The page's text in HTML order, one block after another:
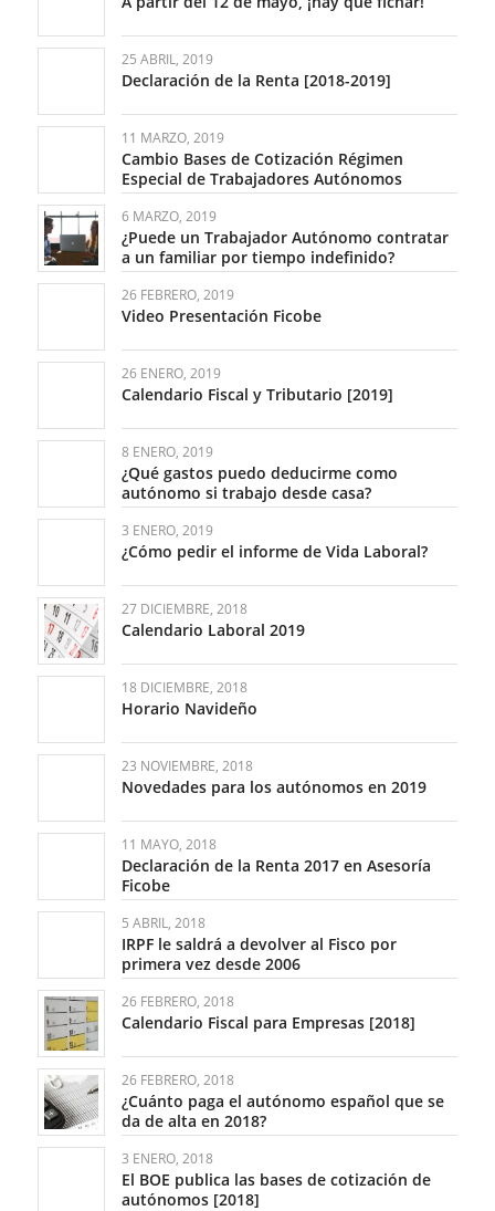
25 ABRIL, 2019
Declaración de la Renta [2018-2019]
11 MARZO, 2019
Cambio Bases de Cotización Régimen
Especial de Trabajadores Autónomos
6 MARZO, 2019
¿Puede un Trabajador Autónomo contratar
a un familiar por tiempo indefinido?
26 FEBRERO, 2019
Video Presentación Ficobe
26 ENERO, 2019
Calendario Fiscal y Tributario [2019]
8 ENERO, 2019
¿Qué gastos puedo deducirme como
autónomo si trabajo desde casa?
3 ENERO, 2019
¿Cómo pedir el informe de Vida Laboral?
27 DICIEMBRE, 2018
Calendario Laboral 2019
18 DICIEMBRE, 2018
Horario Navideño
23 NOVIEMBRE, 2018
Novedades para los autónomos en 2019
11 MAYO, 2018
Declaración de la Renta 2017 en Asesoría
Ficobe
5 ABRIL, 2018
IRPF le saldrá a devolver al Fisco por
primera vez desde 2006
26 FEBRERO, 2018
Calendario Fiscal para Empresas [2018]
26 FEBRERO, 2018
¿Cuánto paga el autónomo español que se
da de alta en 2018?
3 ENERO, 2018
El BOE publica las bases de cotización de
autónomos [2018]